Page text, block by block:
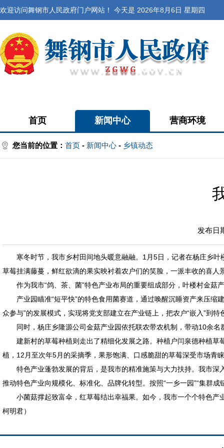
欢迎访问舞钢市人民政府门户网站！ 今天是 2026年8月6日 星期四
首页 新闻中心 营商环境
您当前的位置： 首页 - 新闻中心 - 乡镇动态
发布日
寒冬时节，我市乡村田间地头暖意融融。1月5日，记者在杨庄乡
草莓挂满藤蔓，鲜红欲滴的果实映衬着农户们的笑脸，一派丰收的喜人
作为我市“鸽、茶、菌”特色产业布局的重要组成部分，叶楼村金
产业园瞄准“短平快”的特色食用菌赛道，通过唤醒沉睡资产来压
众参与”的发展模式，实现将党支部建立在产业链上，把农户“嵌入”到
同时，杨庄乡隆源公司金菇产业园依托联农带农机制，带动10余
建新村的草莓种植则走出了精细化发展之路。种植户闫泉德种植
植，12月至次年5月的采摘季，果形饱满、口感脆甜的草莓深受市场青
特色产业蓬勃发展的背后，是我市的精准施策与大力扶持。我市
推动特色产业向规模化、标准化、品牌化转型。按照“一乡一园”“集群
小菌菇撑起致富伞，红草莓结出幸福果。如今，我市一个个特色
柯明君）